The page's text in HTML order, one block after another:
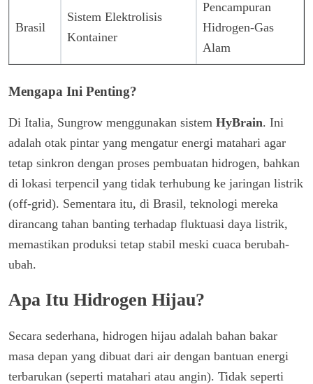
Brasil
Sistem Elektrolisis
Kontainer
Pencampuran
Hidrogen-Gas
Alam
Mengapa Ini Penting?
Di Italia, Sungrow menggunakan sistem HyBrain. Ini
adalah otak pintar yang mengatur energi matahari agar
tetap sinkron dengan proses pembuatan hidrogen, bahkan
di lokasi terpencil yang tidak terhubung ke jaringan listrik
(off-grid). Sementara itu, di Brasil, teknologi mereka
dirancang tahan banting terhadap fluktuasi daya listrik,
memastikan produksi tetap stabil meski cuaca berubah-
ubah.
Apa Itu Hidrogen Hijau?
Secara sederhana, hidrogen hijau adalah bahan bakar
masa depan yang dibuat dari air dengan bantuan energi
terbarukan (seperti matahari atau angin). Tidak seperti